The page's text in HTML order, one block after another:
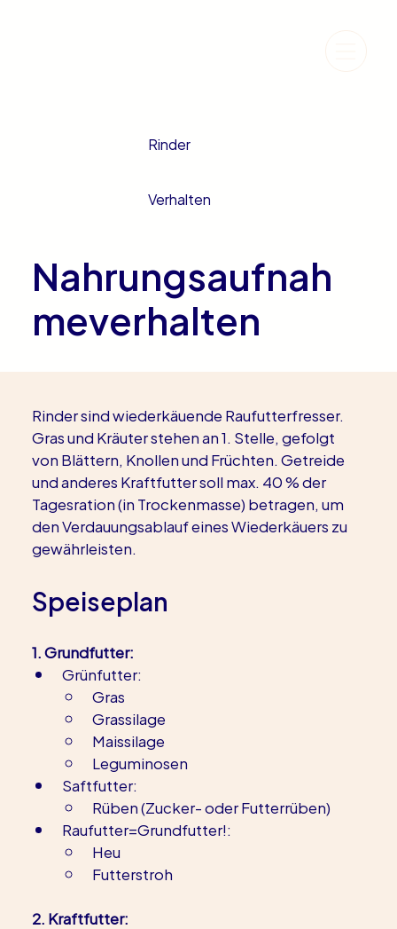
Rinder
Verhalten
Nahrungsaufnah
meverhalten
Rinder sind wiederkäuende Raufutterfresser.
Gras und Kräuter stehen an 1. Stelle, gefolgt
von Blättern, Knollen und Früchten. Getreide
und anderes Kraftfutter soll max. 40 % der
Tagesration (in Trockenmasse) betragen, um
den Verdauungsablauf eines Wiederkäuers zu
gewährleisten.
Speiseplan
1. Grundfutter:
Grünfutter:
Gras
Grassilage
Maissilage
Leguminosen
Saftfutter:
Rüben (Zucker- oder Futterrüben)
Raufutter=Grundfutter!:
Heu
Futterstroh
2. Kraftfutter: